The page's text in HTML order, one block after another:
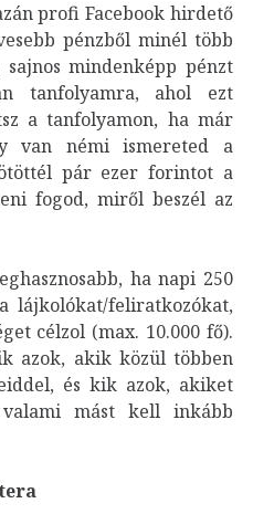
profi Facebook hirdető
pénzből minél több
mindenképp pénzt
tanfolyamra, ahol ezt
a tanfolyamon, ha már
van némi ismereted a
pár ezer forintot a
fogod, miről beszél az
ha napi 250
lájkolókat/feliratkozókat,
célzol (max. 10.000 fő).
azok, akik közül többen
és kik azok, akiket
mást kell inkább